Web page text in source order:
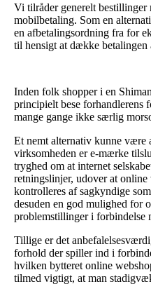
Vi tilråder generelt bestillinger
mobilbetaling. Som en
en afbetalingsordning fra for
til hensigt at dække betalingen
Inden folk shopper i en
principielt bese forhandlerens
mange gange ikke særlig
Et nemt alternativ kunne være
virksomheden er e-mærke
tryghed om at internet
retningslinjer, udover at
kontrolleres af sagkyndige
desuden en god mulighed for
problemstillinger i forbindelse
Tillige er det
forhold der spiller ind i
hvilken bytteret online
tilmed vigtigt, at man